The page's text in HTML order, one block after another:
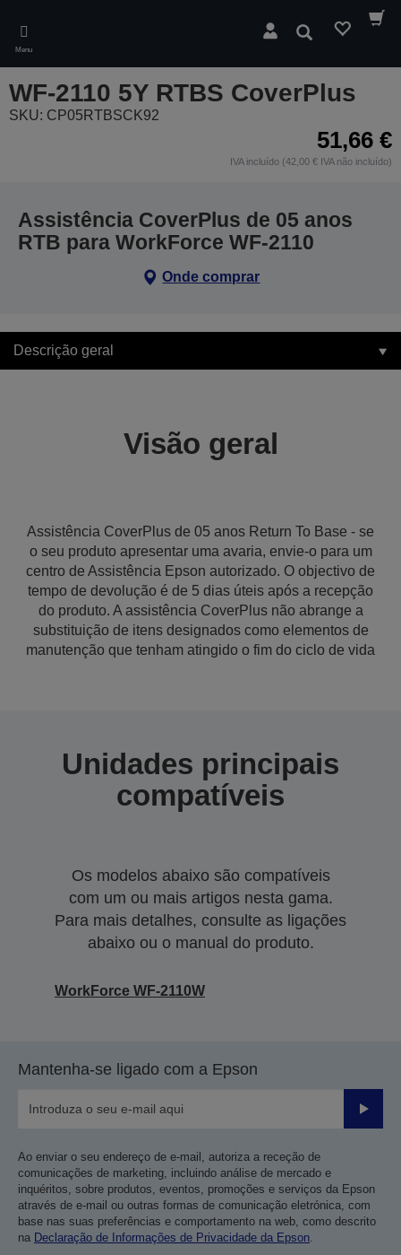
main
content
Menu
Pesquisar
WF-2110 5Y RTBS CoverPlus
SKU: CP05RTBSCK92
51,66 €
IVA incluído (42,00 € IVA não incluído)
Assistência CoverPlus de 05 anos
RTB para WorkForce WF-2110
Onde comprar
Descrição geral
Visão geral
Assistência CoverPlus de 05 anos Return To Base - se
o seu produto apresentar uma avaria, envie-o para um
centro de Assistência Epson autorizado. O objectivo de
tempo de devolução é de 5 dias úteis após a recepção
do produto. A assistência CoverPlus não abrange a
substituição de itens designados como elementos de
manutenção que tenham atingido o fim do ciclo de vida
Unidades principais
compatíveis
Os modelos abaixo são compatíveis
com um ou mais artigos nesta gama.
Para mais detalhes, consulte as ligações
abaixo ou o manual do produto.
WorkForce WF-2110W
Mantenha-se ligado com a Epson
Enviar
Ao enviar o seu endereço de e-mail, autoriza a receção de
comunicações de marketing, incluindo análise de mercado e
inquéritos, sobre produtos, eventos, promoções e serviços da Epson
através de e-mail ou outras formas de comunicação eletrónica, com
base nas suas preferências e comportamento na web, como descrito
na Declaração de Informações de Privacidade da Epson.